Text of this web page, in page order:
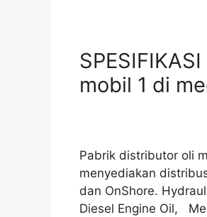
mobil 1 di
Pabrik distributor oli
menyediakan
dan OnShore.
Diesel Engine Oil,